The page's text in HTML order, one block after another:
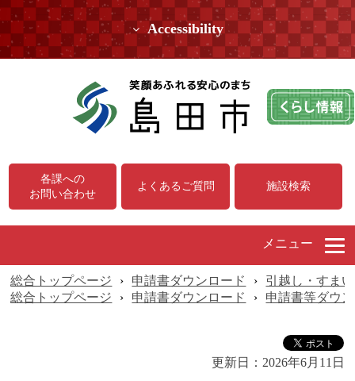
Accessibility
各課への
お問い合わせ
よくあるご質問 施設検索
メニュー
総合トップページ › 申請書ダウンロード ›
引越し・すま
総合トップページ
› 申請書ダウンロード › 申請書等ダウ
更新日： 2026年6月11日